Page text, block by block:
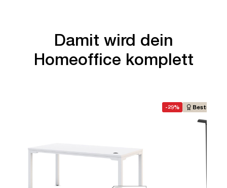
Damit wird dein
Homeoffice komplett
-29% Bestseller